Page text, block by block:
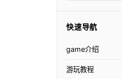
快速导航
game介绍
游玩教程